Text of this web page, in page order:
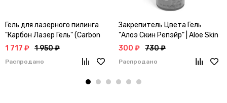
Гель для лазерного пилинга
"Карбон Лазер Гель" (Carbon
Laser Gel)
1 717 ₽ 1 950 ₽
Распродано
Закрепитель Цвета Гель
"Алоэ Скин Репэйр" | Aloe Skin
Repair
300 ₽ 730 ₽
Распродано